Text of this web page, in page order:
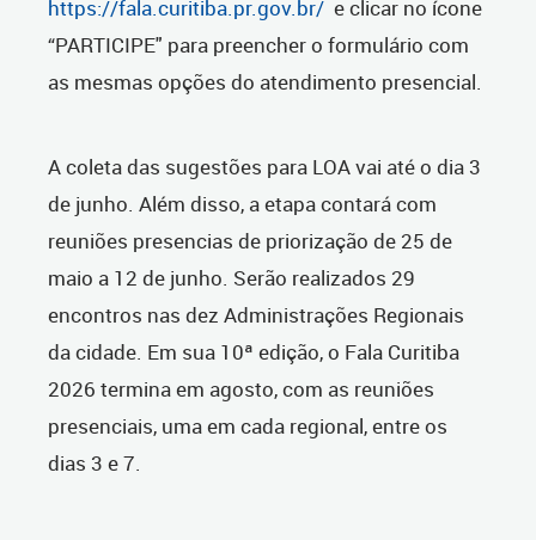
https://fala.curitiba.pr.gov.br/ e clicar no ícone
“PARTICIPE" para preencher o formulário com
as mesmas opções do atendimento presencial.
A coleta das sugestões para LOA vai até o dia 3
de junho. Além disso, a etapa contará com
reuniões presencias de priorização de 25 de
maio a 12 de junho. Serão realizados 29
encontros nas dez Administrações Regionais
da cidade. Em sua 10ª edição, o Fala Curitiba
2026 termina em agosto, com as reuniões
presenciais, uma em cada regional, entre os
dias 3 e 7.